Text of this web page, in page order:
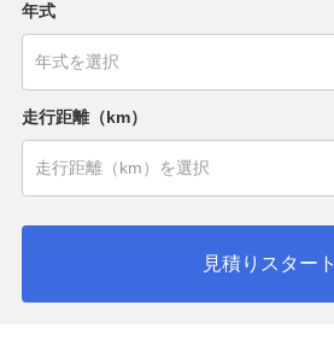
年式
走行距離（km）
見積りスタート